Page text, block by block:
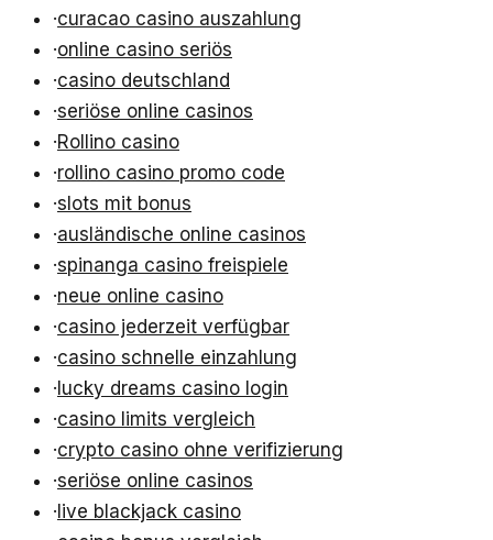
·curacao casino auszahlung
·online casino seriös
·casino deutschland
·seriöse online casinos
·Rollino casino
·rollino casino promo code
·slots mit bonus
·ausländische online casinos
·spinanga casino freispiele
·neue online casino
·casino jederzeit verfügbar
·casino schnelle einzahlung
·lucky dreams casino login
·casino limits vergleich
·crypto casino ohne verifizierung
·seriöse online casinos
·live blackjack casino